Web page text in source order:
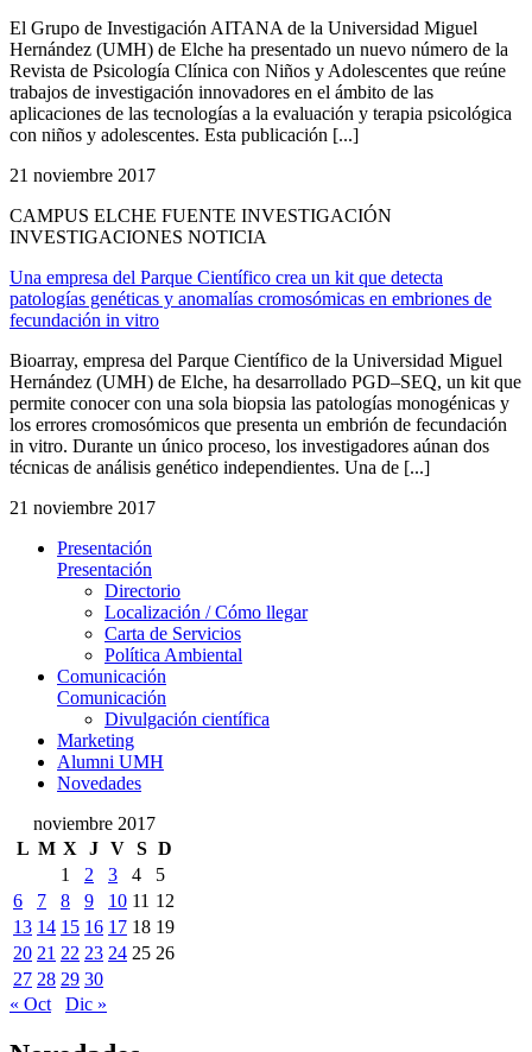
El Grupo de Investigación AITANA de la Universidad Miguel
Hernández (UMH) de Elche ha presentado un nuevo número de la
Revista de Psicología Clínica con Niños y Adolescentes que reúne
trabajos de investigación innovadores en el ámbito de las
aplicaciones de las tecnologías a la evaluación y terapia psicológica
con niños y adolescentes. Esta publicación [...]
21 noviembre 2017
CAMPUS ELCHE FUENTE INVESTIGACIÓN
INVESTIGACIONES NOTICIA
Una empresa del Parque Científico crea un kit que detecta
patologías genéticas y anomalías cromosómicas en embriones de
fecundación in vitro
Bioarray, empresa del Parque Científico de la Universidad Miguel
Hernández (UMH) de Elche, ha desarrollado PGD–SEQ, un kit que
permite conocer con una sola biopsia las patologías monogénicas y
los errores cromosómicos que presenta un embrión de fecundación
in vitro. Durante un único proceso, los investigadores aúnan dos
técnicas de análisis genético independientes. Una de [...]
21 noviembre 2017
Presentación
Presentación
Directorio
Localización / Cómo llegar
Carta de Servicios
Política Ambiental
Comunicación
Comunicación
Divulgación científica
Marketing
Alumni UMH
Novedades
noviembre 2017
L M X J V S D
1
2 3 4
5
6
7 8 9 10 11 12
13 14 15 16 17 18 19
20 21 22 23 24 25 26
27 28 29 30
« Oct
Dic »